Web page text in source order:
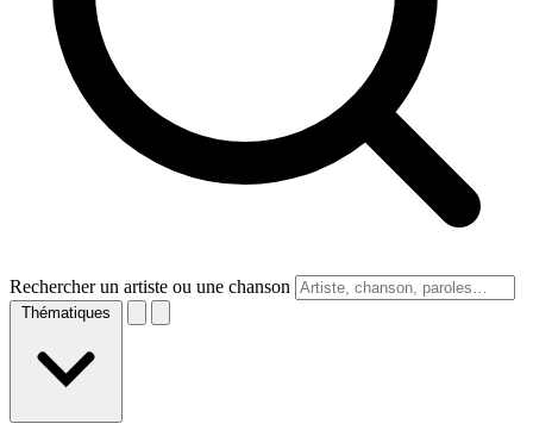
Rechercher un artiste ou une chanson
Thématiques